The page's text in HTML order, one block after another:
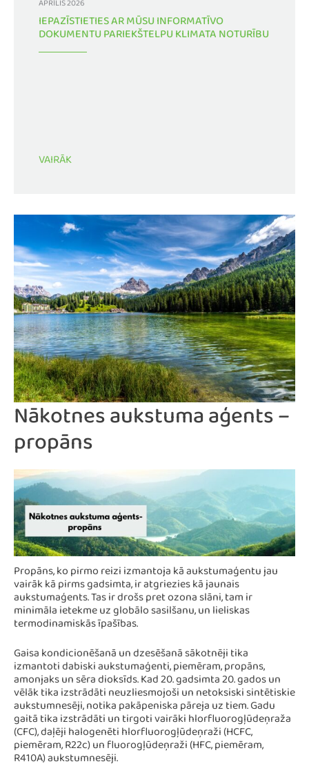
APRĪLIS 2026
IEPAZĪSTIETIES AR MŪSU INFORMATĪVO
DOKUMENTU PARIEKŠTELPU KLIMATA NOTURĪBU
VAIRĀK
Nākotnes aukstuma aģents –
propāns
Propāns, ko pirmo reizi izmantoja kā aukstumaģentu jau
vairāk kā pirms gadsimta, ir atgriezies kā jaunais
aukstumaģents. Tas ir drošs pret ozona slāni, tam ir
minimāla ietekme uz globālo sasilšanu, un lieliskas
termodinamiskās īpašības.
Gaisa kondicionēšanā un dzesēšanā sākotnēji tika
izmantoti dabiski aukstumaģenti, piemēram, propāns,
amonjaks un sēra dioksīds. Kad 20. gadsimta 20. gados un
vēlāk tika izstrādāti neuzliesmojoši un netoksiski sintētiskie
aukstumnesēji, notika pakāpeniska pāreja uz tiem. Gadu
gaitā tika izstrādāti un tirgoti vairāki hlorfluorogļūdeņraža
(CFC), daļēji halogenēti hlorfluorogļūdeņraži (HCFC,
piemēram, R22c) un fluorogļūdeņraži (HFC, piemēram,
R410A) aukstumnesēji.